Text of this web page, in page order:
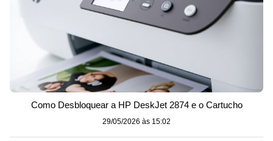
Como Desbloquear a HP DeskJet 2874 e o Cartucho
29/05/2026 às 15:02